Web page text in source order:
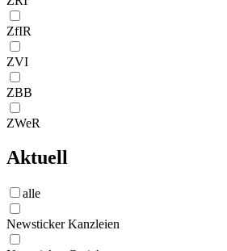
ZfIR
ZVI
ZBB
ZWeR
Aktuell
alle
Newsticker Kanzleien